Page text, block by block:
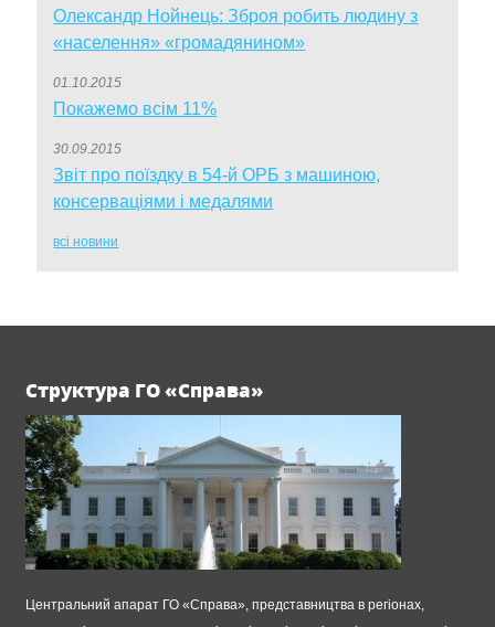
Олександр Нойнець: Зброя робить людину з
«населення» «громадянином»
01.10.2015
Покажемо всім 11%
30.09.2015
Звіт про поїздку в 54-й ОРБ з машиною,
консерваціями і медалями
всі новини
Структура ГО «Справа»
Центральний апарат ГО «Справа», представництва в регіонах,